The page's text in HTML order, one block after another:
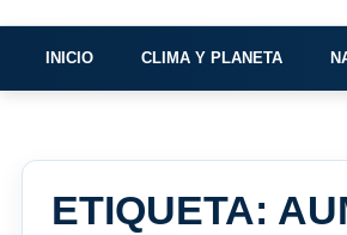
INICIO CLIMA Y PLANETA
ETIQUETA: